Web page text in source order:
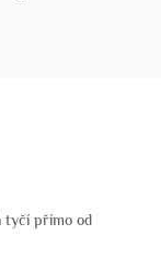
tyčí přímo od